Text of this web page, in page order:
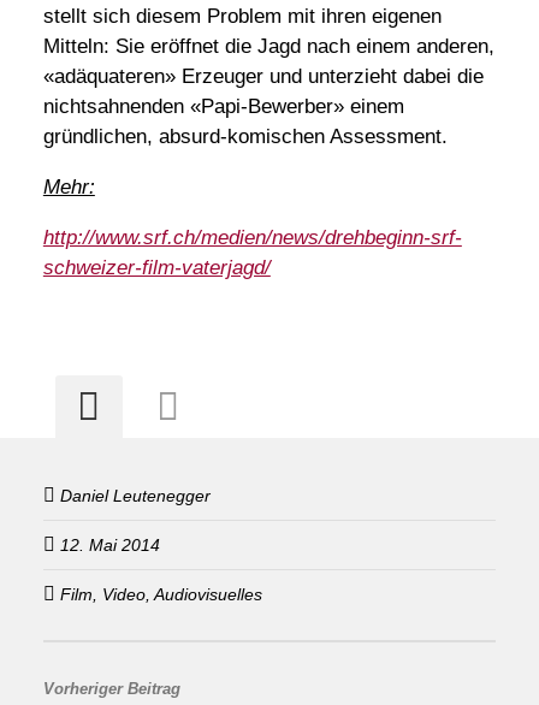
stellt sich diesem Problem mit ihren eigenen
Mitteln: Sie eröffnet die Jagd nach einem anderen,
«adäquateren» Erzeuger und unterzieht dabei die
nichtsahnenden «Papi-Bewerber» einem
gründlichen, absurd-komischen Assessment.
Mehr:
http://www.srf.ch/medien/news/drehbeginn-srf-
schweizer-film-vaterjagd/
Daniel Leutenegger
12. Mai 2014
Film, Video, Audiovisuelles
Vorheriger Beitrag